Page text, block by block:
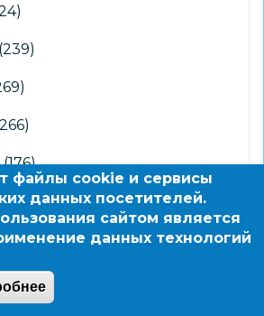
(239)
(176)
сайт по заказу департамента
города Новосибирска
файлы cookie и сервисы
данных посетителей.
сайтом является
данных технологий